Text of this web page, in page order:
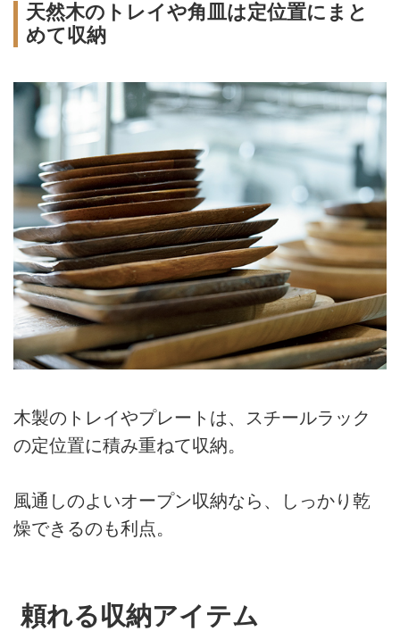
天然木のトレイや角皿は定位置にまと
めて収納
木製のトレイやプレートは、スチールラック
の定位置に積み重ねて収納。
風通しのよいオープン収納なら、しっかり乾
燥できるのも利点。
頼れる収納アイテム